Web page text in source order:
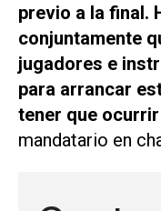
previo a la final.
conjuntamente
jugadores e
para arrancar
tener que ocurrir
mandatario en